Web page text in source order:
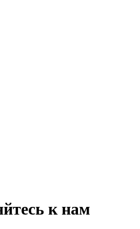
к нам